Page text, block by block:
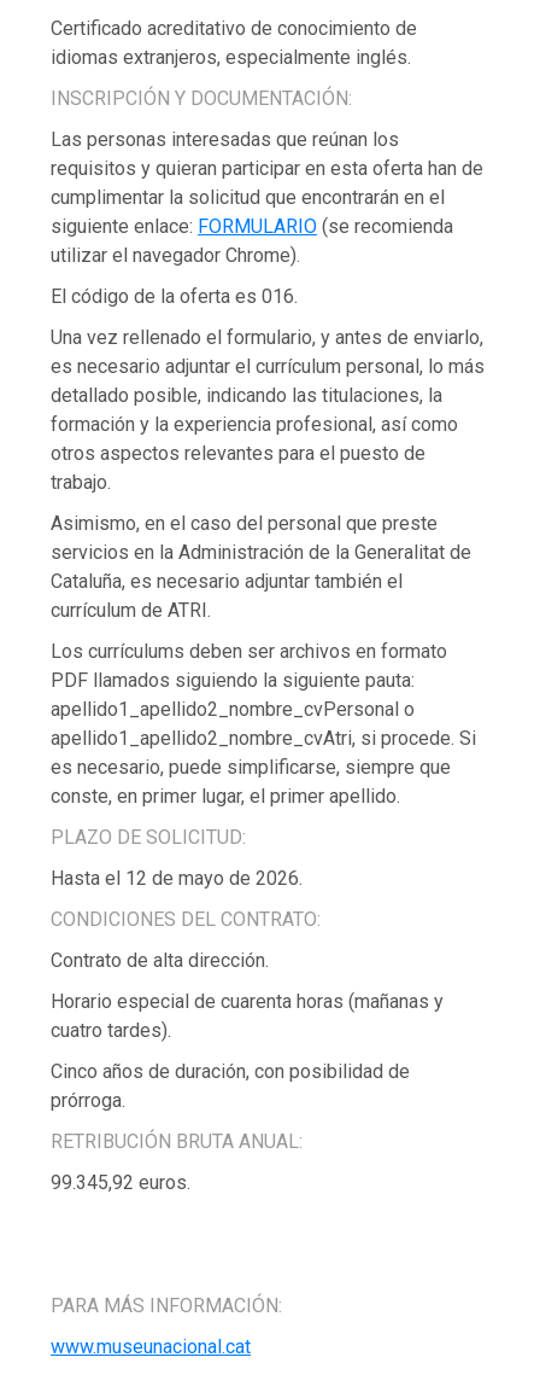
Certificado acreditativo de conocimiento de
idiomas extranjeros, especialmente inglés.
INSCRIPCIÓN Y DOCUMENTACIÓN:
Las personas interesadas que reúnan los
requisitos y quieran participar en esta oferta han de
cumplimentar la solicitud que encontrarán en el
siguiente enlace: FORMULARIO (se recomienda
utilizar el navegador Chrome).
El código de la oferta es 016.
Una vez rellenado el formulario, y antes de enviarlo,
es necesario adjuntar el currículum personal, lo más
detallado posible, indicando las titulaciones, la
formación y la experiencia profesional, así como
otros aspectos relevantes para el puesto de
trabajo.
Asimismo, en el caso del personal que preste
servicios en la Administración de la Generalitat de
Cataluña, es necesario adjuntar también el
currículum de ATRI.
Los currículums deben ser archivos en formato
PDF llamados siguiendo la siguiente pauta:
apellido1_apellido2_nombre_cvPersonal o
apellido1_apellido2_nombre_cvAtri, si procede. Si
es necesario, puede simplificarse, siempre que
conste, en primer lugar, el primer apellido.
PLAZO DE SOLICITUD:
Hasta el 12 de mayo de 2026.
CONDICIONES DEL CONTRATO:
Contrato de alta dirección.
Horario especial de cuarenta horas (mañanas y
cuatro tardes).
Cinco años de duración, con posibilidad de
prórroga.
RETRIBUCIÓN BRUTA ANUAL:
99.345,92 euros.
PARA MÁS INFORMACIÓN:
www.museunacional.cat